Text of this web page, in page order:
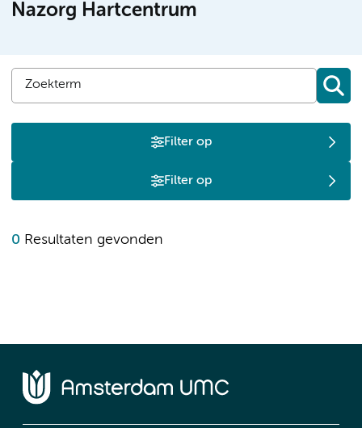
Nazorg Hartcentrum
Filter op
Filter op
0 Resultaten gevonden